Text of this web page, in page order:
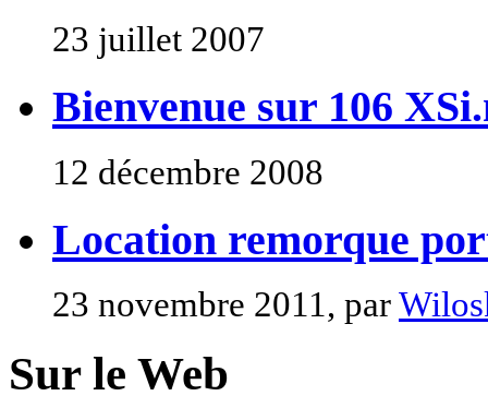
23 juillet 2007
Bienvenue sur 106
12 décembre 2008
Location remorque
23 novembre 2011, par
Sur le Web